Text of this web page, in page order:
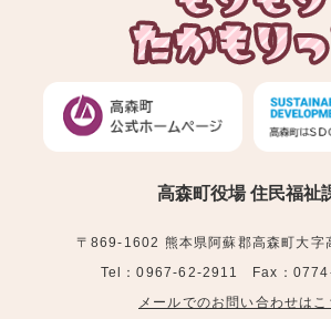
高森町役場 住民福祉
〒869-1602 熊本県阿蘇郡高森町大字
Tel：0967-62-2911 Fax：
メールでのお問い合わせはこ